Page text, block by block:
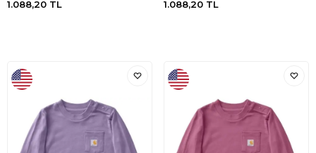
1.088,20 TL 1.088,20 TL